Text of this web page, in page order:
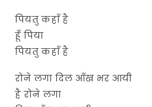
पियतु कहाँ है
हूँ पिया
पियतु कहाँ है
रोने लगा दिल आँख भर आयी
है रोने लगा